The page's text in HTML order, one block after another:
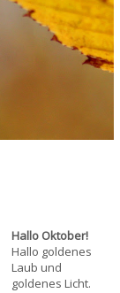
Hallo Oktober!
Hallo goldenes
Laub und
goldenes Licht.